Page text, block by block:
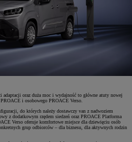
oraz duża moc i wydajność to główne atuty nowej
i osobowego PROACE Verso.
do których należy dostawczy van z nadwoziem
z dodatkowym rzędem siedzeń oraz PROACE Platforma
Verso oferuje komfortowe miejsce dla dziewięciu osób
grup odbiorców – dla biznesu, dla aktywnych rodzin